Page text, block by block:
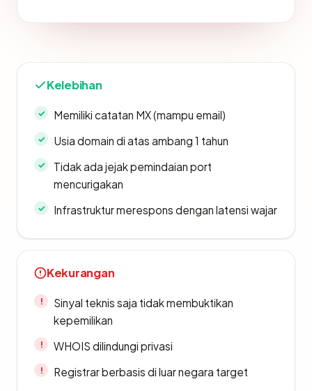
Kelebihan
Memiliki catatan MX (mampu email)
Usia domain di atas ambang 1 tahun
Tidak ada jejak pemindaian port
mencurigakan
Infrastruktur merespons dengan latensi wajar
Kekurangan
Sinyal teknis saja tidak membuktikan
kepemilikan
WHOIS dilindungi privasi
Registrar berbasis di luar negara target